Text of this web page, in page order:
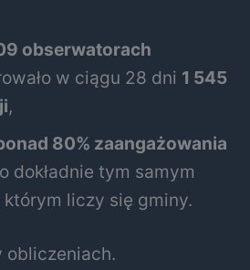
obserwatorach
w ciągu 28 dni 1 545
,
80% zaangażowania
dokładnie tym samym
którym liczy się gminy.
obliczeniach.